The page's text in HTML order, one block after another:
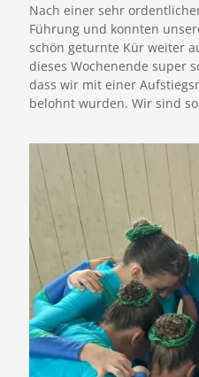
Nach einer sehr
Führung und konnten
schön geturnte Kür weiter
dieses Wochenende super
dass wir mit einer
belohnt wurden. Wir sind